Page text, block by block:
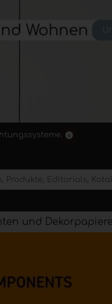
und Dekorpapiere